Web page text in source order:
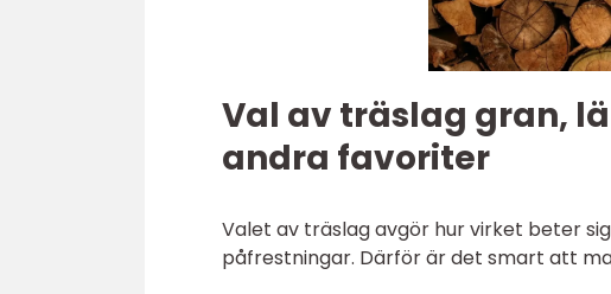
Val av träslag gran,
andra favoriter
Valet av träslag avgör hur virket beter
påfrestningar. Därför är det smart att